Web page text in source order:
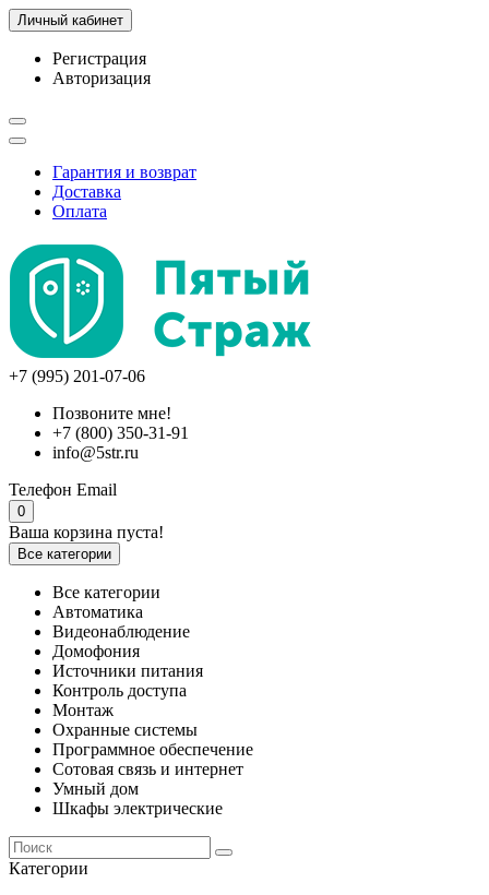
Личный кабинет
Регистрация
Авторизация
Гарантия и возврат
Доставка
Оплата
+7 (995) 201-07-06
Позвоните мне!
+7 (800) 350-31-91
info@5str.ru
Телефон Email
0
Ваша корзина пуста!
Все категории
Все категории
Автоматика
Видеонаблюдение
Домофония
Источники питания
Контроль доступа
Монтаж
Охранные системы
Программное обеспечение
Сотовая связь и интернет
Умный дом
Шкафы электрические
Категории